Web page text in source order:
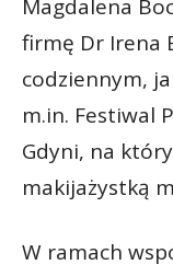
Magdalena
firmę Dr Irena
codziennym,
m.in. Festiwal
Gdyni, na
makijażystką
W ramach